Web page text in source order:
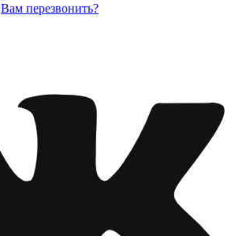
Вам перезвонить?